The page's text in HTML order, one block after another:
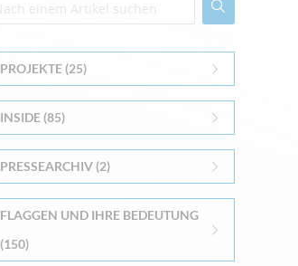
PROJEKTE (25)
INSIDE (85)
PRESSEARCHIV (2)
FLAGGEN UND IHRE BEDEUTUNG
(150)